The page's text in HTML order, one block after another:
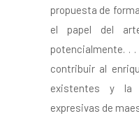
propuesta de
el papel del
potencialmente. .
contribuir al
existentes y la
expresivas de